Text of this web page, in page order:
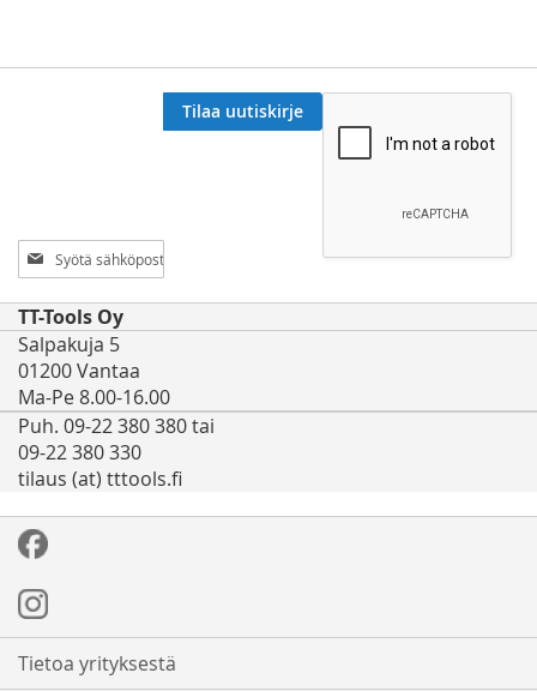
Tilaa
uutiskirjeemme:
Tilaa uutiskirje
TT-Tools Oy
Salpakuja 5
01200 Vantaa
Ma-Pe 8.00-16.00
Puh. 09-22 380 380 tai
09-22 380 330
tilaus (at) tttools.fi
Tietoa yrityksestä